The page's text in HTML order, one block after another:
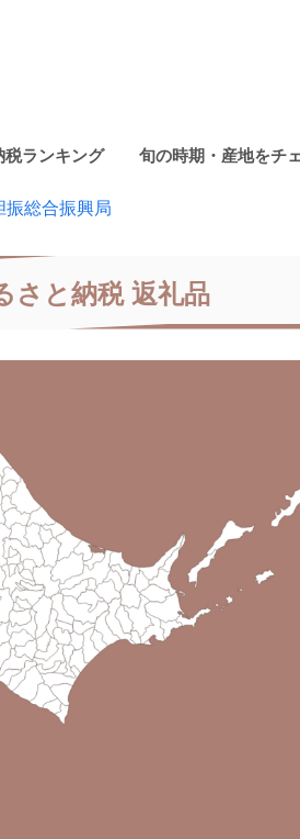
ランキング 旬の時期・産地をチ
振総合振興局
さと納税 返礼品